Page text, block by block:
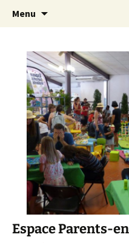
Alors…Jouons !
Festival du jeu en
Menu
Espace Parents-